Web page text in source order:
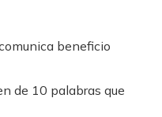
beneficio
de 10 palabras que